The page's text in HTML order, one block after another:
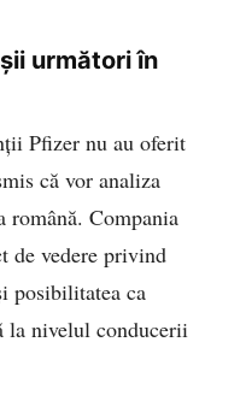
următori în
Pfizer nu au oferit
că vor analiza
română. Compania
de vedere privind
posibilitatea ca
la nivelul conducerii